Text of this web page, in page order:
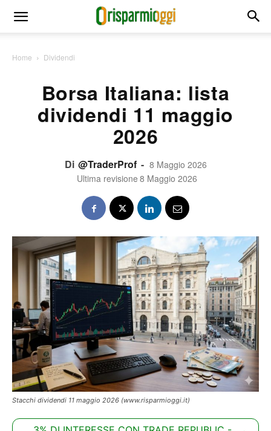
Home Dividendi
Borsa Italiana: lista
dividendi 11 maggio
2026
Di @TraderProf - 8 Maggio 2026
Ultima revisione 8 Maggio 2026
Stacchi dividendi 11 maggio 2026 (www.risparmioggi.it)